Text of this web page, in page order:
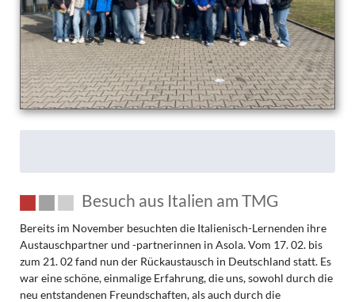
Besuch aus Italien am TMG
Bereits im November besuchten die Italienisch-Lernenden ihre
Austauschpartner und -partnerinnen in Asola. Vom 17. 02. bis
zum 21. 02 fand nun der Rückaustausch in Deutschland statt. Es
war eine schöne, einmalige Erfahrung, die uns, sowohl durch die
neu entstandenen Freundschaften, als auch durch die